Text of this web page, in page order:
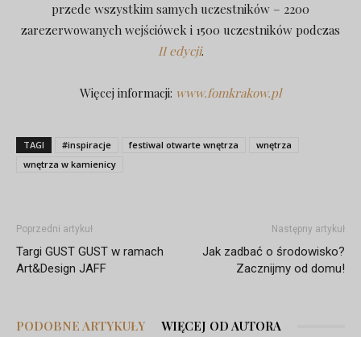
przede wszystkim samych uczestników – 2200
zarezerwowanych wejściówek i 1500 uczestników podczas
II edycji.
Więcej informacji: www.fomkrakow.pl
TAGI #inspiracje festiwal otwarte wnętrza
wnętrza
wnętrza w kamienicy
Poprzedni artykuł
Targi GUST GUST w ramach
Art&Design JAFF
Następny artykuł
Jak zadbać o środowisko?
Zacznijmy od domu!
PODOBNE ARTYKUŁY WIĘCEJ OD AUTORA